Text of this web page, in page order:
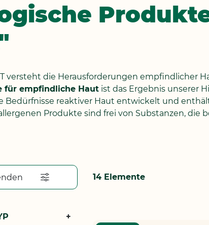
versteht die Herausforderungen empfindlicher
für empfindliche Haut ist das Ergebnis unserer
Bedürfnisse reaktiver Haut entwickelt und
Produkte sind frei von Substanzen,
14 Elemente